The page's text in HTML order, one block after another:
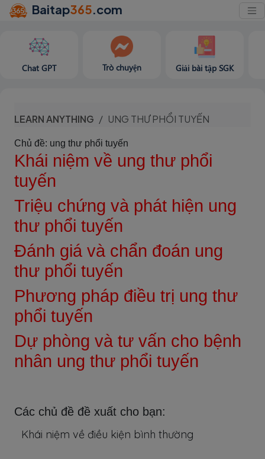
Baitap365.com
Chat GPT Trò chuyện Giải bài tập SGK
LEARN ANYTHING UNG THƯ PHỔI TUYẾN
Chủ đề: ung thư phổi tuyến
Khái niệm về ung thư phổi
tuyến
Triệu chứng và phát hiện ung
thư phổi tuyến
Đánh giá và chẩn đoán ung
thư phổi tuyến
Phương pháp điều trị ung thư
phổi tuyến
Dự phòng và tư vấn cho bệnh
nhân ung thư phổi tuyến
Các chủ đề đề xuất cho bạn:
Khái niệm về điều kiện bình thường